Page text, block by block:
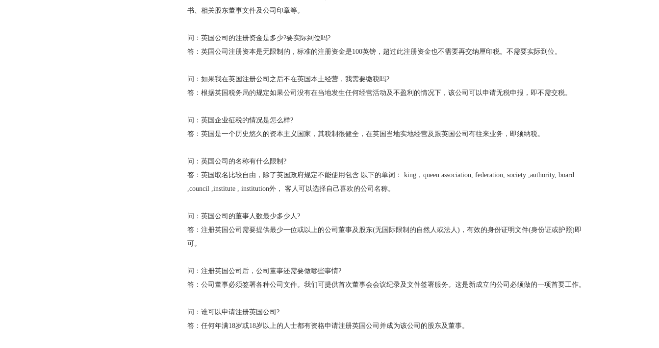
书、相关股东董事文件及公司印章等。
问： 英国公司的注册资金是多少?要实际到位吗?
答： 英国公司注册资本是无限制的，标准的注册资金是100英镑，超过此注册资金也不需要再交纳厘印税。不需要实际到位。
问： 如果我在英国注册公司之后不在英国本土经营，我需要缴税吗?
答： 根据英国税务局的规定如果公司没有在当地发生任何经营活动及不盈利的情况下，该公司可以申请无税申报，即不需交税。
问： 英国企业征税的情况是怎么样?
答： 英国是一个历史悠久的资本主义国家，其税制很健全，在英国当地实地经营及跟英国公司有往来业务，即须纳税。
问： 英国公司的名称有什么限制?
答： 英国取名比较自由，除了英国政府规定不能使用包含 以下的单词： king，queen association, federation, society ,authority, board
,council ,institute , institution外， 客人可以选择自己喜欢的公司名称。
问： 英国公司的董事人数最少多少人?
答： 注册英国公司需要提供最少一位或以上的公司董事及股东(无国际限制的自然人或法人)，有效的身份证明文件(身份证或护照)即
可。
问： 注册英国公司后，公司董事还需要做哪些事情?
答： 公司董事必须签署各种公司文件。我们可提供首次董事会会议纪录及文件签署服务。这是新成立的公司必须做的一项首要工作。
问： 谁可以申请注册英国公司?
答： 任何年满18岁或18岁以上的人士都有资格申请注册英国公司并成为该公司的股东及董事。